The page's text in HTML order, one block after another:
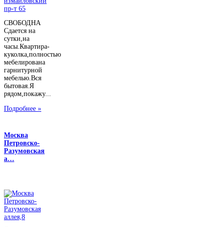
СВОБОДНА
Сдается на
сутки,на
часы.Квартира-
куколка,полностью
мебелирована
гарнитурной
мебелью.Вся
бытовая.Я
рядом,покажу...
Подробнее »
Москва
Петровско-
Разумовская
а…